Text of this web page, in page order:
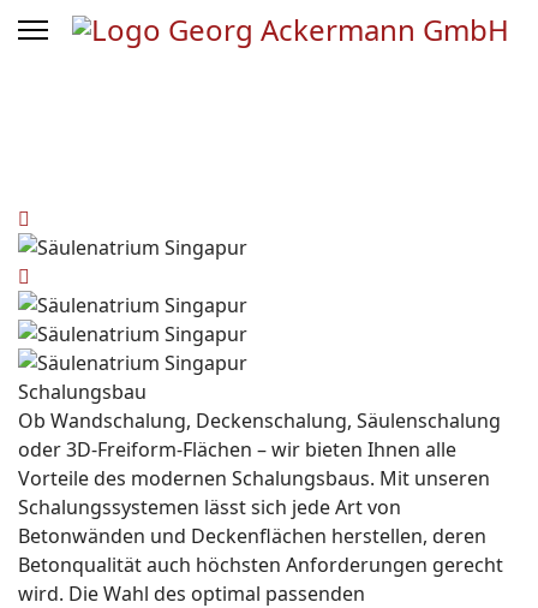
Schalungsbau
Ob Wandschalung, Deckenschalung, Säulenschalung
oder 3D-Freiform-Flächen – wir bieten Ihnen alle
Vorteile des modernen Schalungsbaus. Mit unseren
Schalungssystemen lässt sich jede Art von
Betonwänden und Deckenflächen herstellen, deren
Betonqualität auch höchsten Anforderungen gerecht
wird. Die Wahl des optimal passenden